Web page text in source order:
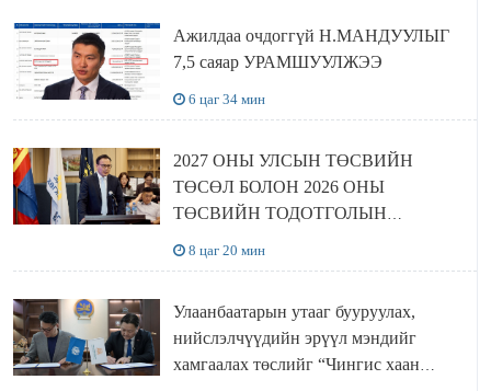
Ажилдаа очдоггүй Н.МАНДУУЛЫГ
7,5 саяар УРАМШУУЛЖЭЭ
6 цаг 34 мин
2027 ОНЫ УЛСЫН ТӨСВИЙН
ТӨСӨЛ БОЛОН 2026 ОНЫ
ТӨСВИЙН ТОДОТГОЛЫН
8 цаг 20 мин
Улаанбаатарын утааг бууруулах,
нийслэлчүүдийн эрүүл мэндийг
хамгаалах төслийг “Чингис хаан